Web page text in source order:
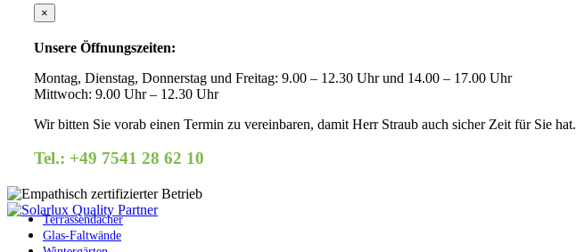
×
Unsere Öffnungszeiten:
Montag, Dienstag, Donnerstag und Freitag: 9.00 – 12.30 Uhr und 14.00 – 17.00 Uhr
Mittwoch: 9.00 Uhr – 12.30 Uhr
Wir bitten Sie vorab einen Termin zu vereinbaren, damit Herr Straub auch sicher Zeit für Sie hat.
Tel.: +49 7541 28 62 10
Terrassendächer
Glas-Faltwände